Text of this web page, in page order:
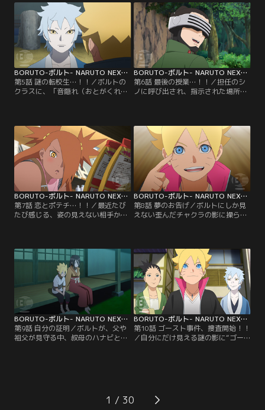
できなくなる。そんなメタルにある
日クラスメイトの奈良（なら）シカ
ダイが心無い一言を言ってしまう。
悪気はなかったシカダイだが、翌
日、怒ったメタルがシカダイに戦い
を仕掛け…。【提供：バンダイチャ
ンネル】
向かうボルトたち男子チームだが、
途中に仕掛けられたトラップや、う
ちはサラダ、秋道（あきみち）チョ
ウチョウを中心とした女子チームに
行く手を阻まれ大苦戦する…。【提
供：バンダイチャンネル】
BORUTO-ボルト- NARUTO NEXT GENERATIONS 第005話
第5話 謎の転校生…！！／ボルトの
クラスに、「音隠れ（おとがくれ）
しい問題をあっさり解いたりとただ
ならぬ才能を見せる。しかしミツキ
は何を考えているのかわからないと
ころがありボルトたちを困惑させて
ゆく。そんな中、校舎の修復工事を
していたひとりが急に…。【提供：
バンダイチャンネル】
BORUTO-ボルト- NARUTO NEXT GENERATIONS 第006話
第6話 最後の授業…！！／担任のシ
ノに呼び出され、指示された場所ま
んな三人に突然シノが襲い掛かる！
蟲（むし）を使った術を得意とする
油女一族のシノは、「奇壊蟲（きか
いちゅう）」を放ち容赦ない攻撃を
仕掛けてくる…。【提供：バンダイ
チャンネル】
BORUTO-ボルト- NARUTO NEXT GENERATIONS 第007話
第7話 恋とポテチ…！！／最近たび
たび感じる、姿の見えない相手から
人・隠蓑（かくれみの）マギレを捕
まえることに成功。だがマギレは、
実はチョウチョウのクラスの委員
長・筧（かけい）スミレのことが好
きでずっと彼女を見ていたのだっ
た…。【提供：バンダイチャンネ
ル】
BORUTO-ボルト- NARUTO NEXT GENERATIONS 第008話
第8話 夢のお告げ／ボルトにしか見
えない歪んだチャクラの影に操ら
ていた--。そんなある晩ボルトは、
謎の人物から不思議な瞳術（どうじ
ゅつ）を与えられる夢を見る。それ
により、母・ヒナタの家系、日向
（ひゅうが）一族特有の能力であ
る…。【提供：バンダイチャンネ
ル】
BORUTO-ボルト- NARUTO NEXT GENERATIONS 第009話
第9話 自分の証明／ボルトが、父や
祖父が見守る中、叔母のハナビと手
えていた歪んだチャクラのような影
はすべて錯覚だったのではないかと
BORUTO-ボルト- NARUTO NEXT GENERATIONS 第010話
第10話 ゴースト事件、捜査開始！！
／自分にだけ見える謎の影に“ゴー
自興味のある職場を見学するよう指
示。ボルトは、シカダイ、ミツキと
1